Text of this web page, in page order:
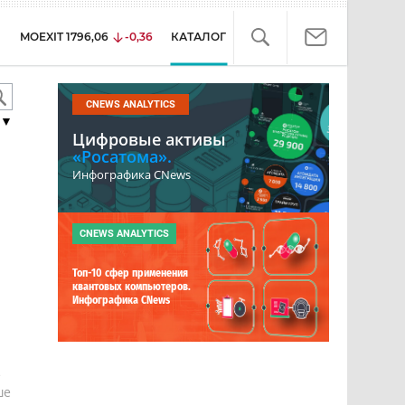
MOEXIT 1796,06 -0,36 КАТАЛОГ
CNEWS ANALYTICS
Цифровые активы
«Росатома».
Инфографика CNews
CNEWS ANALYTICS
Топ-10 сфер применения
квантовых компьютеров.
Инфографика CNews